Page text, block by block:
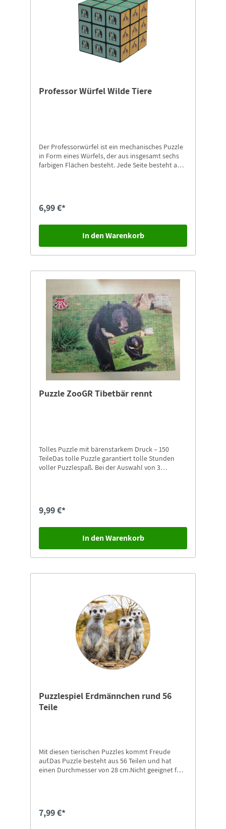
Professor Würfel Wilde Tiere
Der Professorwürfel ist ein mechanisches Puzzle
in Form eines Würfels, der aus insgesamt sechs
farbigen Flächen besteht. Jede Seite besteht aus
einheitliche Farbe sichtbar ist. Nicht geeignet für
6,99 €*
In den Warenkorb
Puzzle ZooGR Tibetbär rennt
Tolles Puzzle mit bärenstarkem Druck – 150
TeileDas tolle Puzzle garantiert tolle Stunden
voller Puzzlespaß. Bei der Auswahl von 3
9,99 €*
In den Warenkorb
Puzzlespiel Erdmännchen rund 56
Teile
Mit diesen tierischen Puzzles kommt Freude
auf.Das Puzzle besteht aus 56 Teilen und hat
einen Durchmesser von 28 cm.Nicht geeignet für
7,99 €*